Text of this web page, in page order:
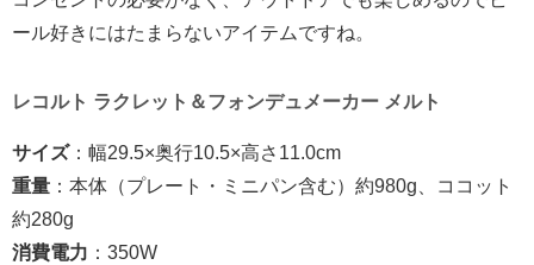
ール好きにはたまらないアイテムですね。
レコルト ラクレット＆フォンデュメーカー メルト
サイズ：幅29.5×奥行10.5×高さ 11.0cm
重量 ：本体（プレート・ミニパン含む）約980g 、ココット
約280g
消費電力 ： 350W